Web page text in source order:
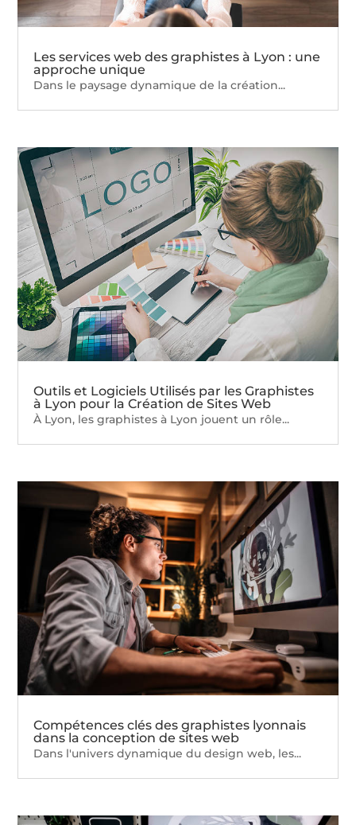
Les services web des graphistes à Lyon : une
approche unique
Dans le paysage dynamique de la création...
Outils et Logiciels Utilisés par les Graphistes
à Lyon pour la Création de Sites Web
À Lyon, les graphistes à Lyon jouent un rôle...
Compétences clés des graphistes lyonnais
dans la conception de sites web
Dans l'univers dynamique du design web, les...